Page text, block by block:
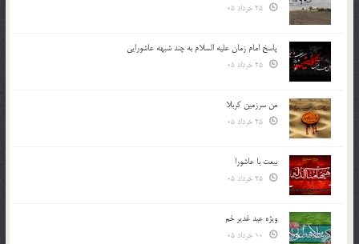
پاسخ امام زمان علیه السلام به چند شبهه عاشورایی
من سرزمین کربلا
بیعت با عاشورا
ویژه عید غدیر خم